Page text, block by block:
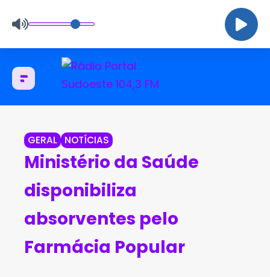
GERAL NOTÍCIAS
Ministério da Saúde
disponibiliza
absorventes pelo
Farmácia Popular